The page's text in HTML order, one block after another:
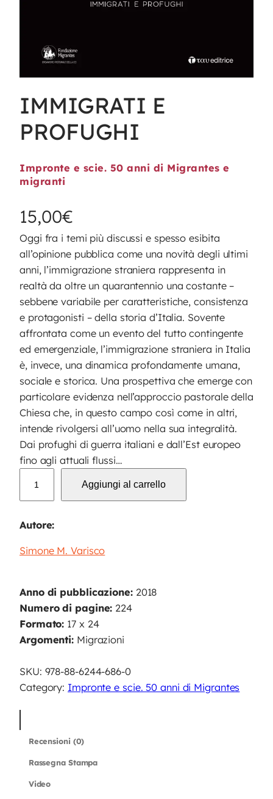
IMMIGRATI E
PROFUGHI
Impronte e scie. 50 anni di Migrantes e
migranti
15,00€
Oggi fra i temi più discussi e spesso esibita
all’opinione pubblica come una novità degli ultimi
anni, l’immigrazione straniera rappresenta in
realtà da oltre un quarantennio una costante –
sebbene variabile per caratteristiche, consistenza
e protagonisti – della storia d’Italia. Sovente
affrontata come un evento del tutto contingente
ed emergenziale, l’immigrazione straniera in Italia
è, invece, una dinamica profondamente umana,
sociale e storica. Una prospettiva che emerge con
particolare evidenza nell’approccio pastorale della
Chiesa che, in questo campo così come in altri,
intende rivolgersi all’uomo nella sua integralità.
Dai profughi di guerra italiani e dall’Est europeo
fino agli attuali flussi…
I
R
T
I
E
P
O
F
G
H
Aggiungi al carrello
Autore:
Simone M. Varisco
Anno di pubblicazione:2018
Numero di pagine: 224
Formato: 17 x 24
Argomenti: Migrazioni
SKU: 978-88-6244-686-0
Category: Impronte e scie. 50 anni di Migrantes
Recensioni (0)
Rassegna Stampa
Video